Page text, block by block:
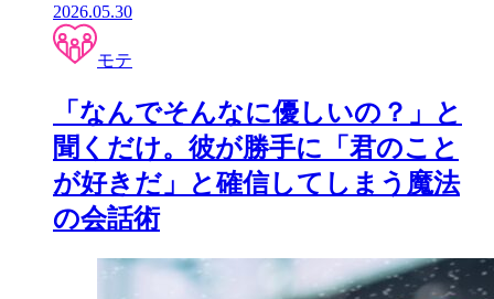
2026.05.30
モテ
「なんでそんなに優しいの？」と
聞くだけ。彼が勝手に「君のこと
が好きだ」と確信してしまう魔法
の会話術